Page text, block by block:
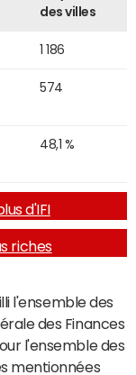
des villes
1 186
574
48,1 %
d'IFI
riches
l'ensemble des
des Finances
l'ensemble des
mentionnées